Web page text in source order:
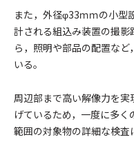
また，外径φ33ｍｍの小型
計される組込み装置の撮
ら，照明や部品の配置な
いる。
周辺部まで高い解像力を
げているため，一度に多
範囲の対象物の詳細な検査